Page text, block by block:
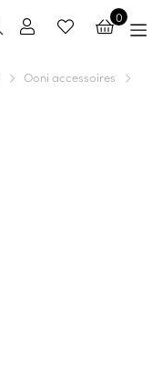
0
Ooni accessoires